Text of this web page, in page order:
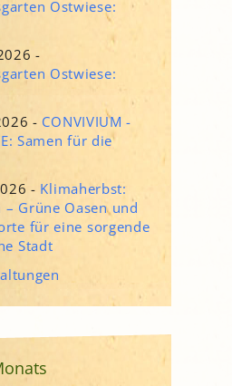
Ostwiese:
-
Ostwiese:
- CONVIVIUM -
Samen für die
- Klimaherbst:
– Grüne Oasen und
für eine sorgende
Stadt